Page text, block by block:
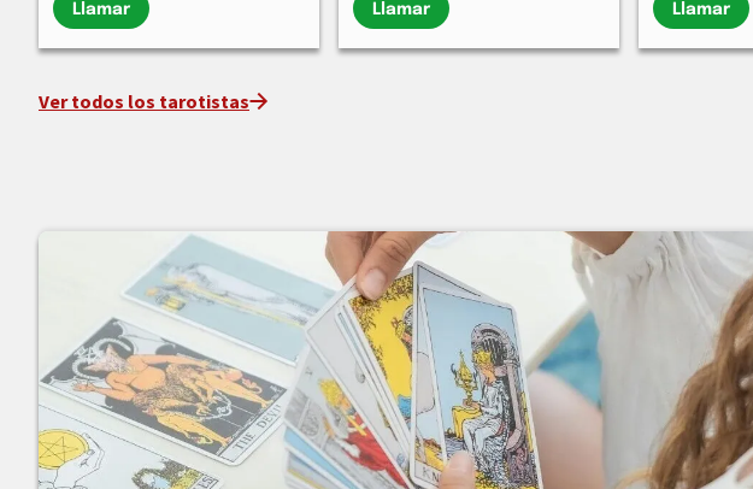
Llamar Llamar Llamar
Ver todos los tarotistas